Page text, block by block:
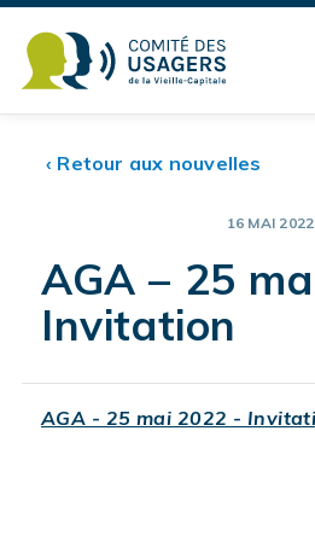
‹ Retour aux nouvelles
16 MAI 2022
AGA – 25
Invitation
AGA - 25 mai 2022 -